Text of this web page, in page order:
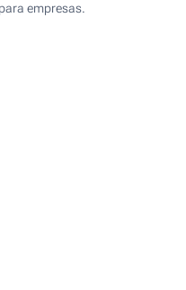
empresas.